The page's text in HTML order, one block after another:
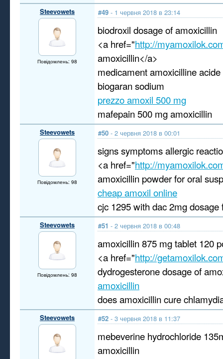
Steevowets
Повідомлень: 98
#49 - 1 червня 2018 в 23:14
biodroxil dosage of amoxicillin
<a href="http://
amoxicillin</a>
medicament amoxicilline
biogaran sodium
prezzo amoxil 500 mg
mafepain 500 mg amoxicillin
Steevowets
Повідомлень: 98
#50 - 2 червня 2018 в 00:01
signs symptoms allergic
<a href="http://
amoxicillin powder for oral
cheap amoxil online
cjc 1295 with dac 2mg dosage
Steevowets
Повідомлень: 98
#51 - 2 червня 2018 в 00:48
amoxicillin 875 mg tablet 120
<a href="http://
dydrogesterone dosage of
amoxicillin
does amoxicillin cure
Steevowets #52 - 3 червня 2018 в 11:37
mebeverine hydrochloride
amoxicillin